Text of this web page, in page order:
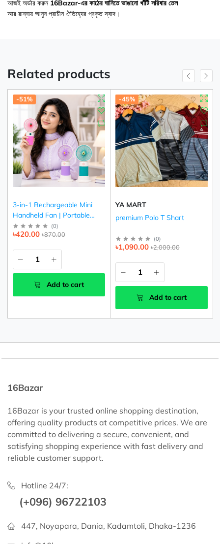
আজই অর্ডার করুন 16Bazar-এর কাঠের ঘানিতে ভাঙানো খাঁটি সরিষার তেল
আর রান্নায় আনুন প্রাচীন ঐতিহ্যের প্রকৃত স্বাদ।
Related products
-51%
3-in-1 Rechargeable Mini
Handheld Fan | Portable
USB Cooling Fan (Pink,
Purple & Green)
(0)
৳870.00
৳420.00
Add to cart
-45%
YA MART
premium Polo T Shart
(0)
৳2,000.00
৳1,090.00
Add to cart
16Bazar
16Bazar is your trusted online shopping destination,
offering quality products at competitive prices. We are
committed to delivering a secure, convenient, and
satisfying shopping experience with fast delivery and
reliable customer support.
Hotline 24/7:
(+096) 96722103
447, Noyapara, Dania, Kadamtoli, Dhaka-1236